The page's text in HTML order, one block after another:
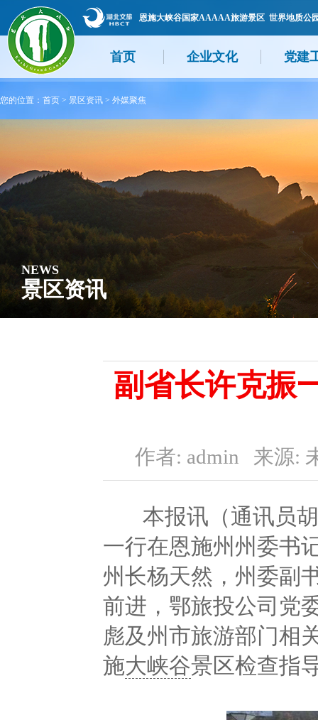
恩施大峡谷国家AAAAA旅游景区 世界地质公
首页 企业文化 党建
您的位置： 首页 > 景区资讯 > 外媒聚焦
NEWS
景区资讯
副省长许克振
作者: admin 来源:
本报讯（通讯员胡
一行在恩施州州委书
州长杨天然，州委副
前进，鄂旅投公司党
彪及州市旅游部门相
施大峡谷景区检查指